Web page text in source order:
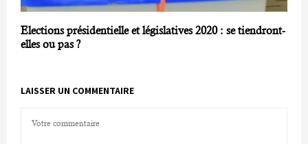
Elections présidentielle et législatives 2020 : se tiendront-
elles ou pas ?
LAISSER UN COMMENTAIRE